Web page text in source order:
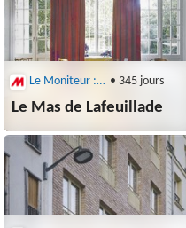
Le Moniteur : Architecture • 345 jours
Le Mas de Lafeuillade